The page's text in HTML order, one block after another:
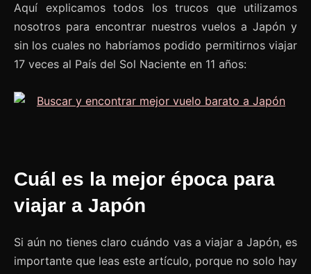
Aquí explicamos todos los trucos que utilizamos
nosotros para encontrar nuestros vuelos a Japón y
sin los cuales no habríamos podido permitirnos viajar
17 veces al País del Sol Naciente en 11 años:
Cuál es la mejor época para
viajar a Japón
Si aún no tienes claro cuándo vas a viajar a Japón, es
importante que leas este artículo, porque no solo hay